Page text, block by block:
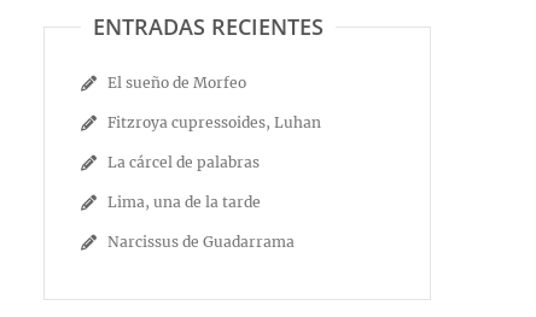
ENTRADAS RECIENTES
El sueño de Morfeo
Fitzroya cupressoides, Luhan
La cárcel de palabras
Lima, una de la tarde
Narcissus de Guadarrama